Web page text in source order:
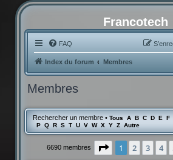
Francotech
FAQ
Index du forum Membres
Membres
Rechercher un membre• Tous A B C D E F
P Q R S T U V W X Y Z Autre
6690 membres Page 1sur134
1 2 3 4